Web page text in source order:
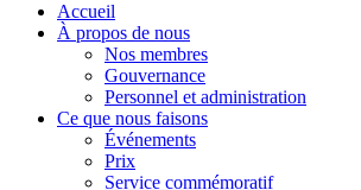
Accueil
À propos de nous
Nos membres
Gouvernance
Personnel et administration
Ce que nous faisons
Événements
Prix
Service commémoratif